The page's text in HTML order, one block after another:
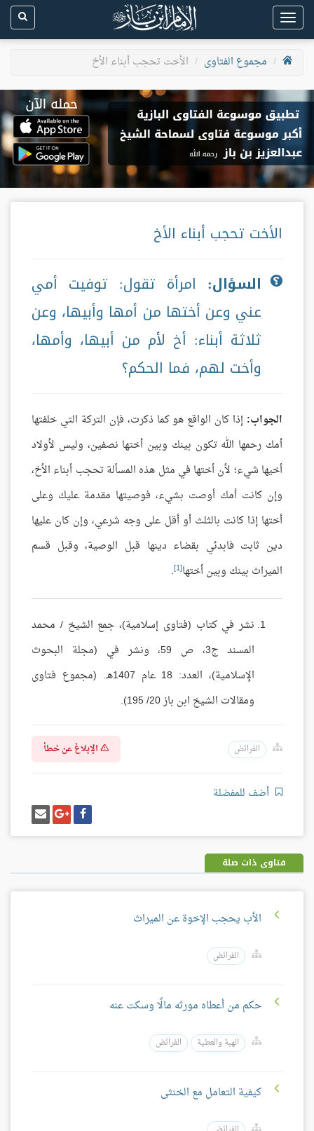
Toggle
navigation
مجموع الفتاوى
الأخت تحجب أبناء الأخ
الأخت تحجب أبناء الأخ
السؤال: امرأة تقول: توفيت أمي
عني وعن أختها من أمها وأبيها، وعن
ثلاثة أبناء: أخ لأم من أبيها، وأمها،
وأخت لهم، فما الحكم؟
الجواب: إذا كان الواقع هو كما ذكرت، فإن التركة التي خلفتها
أمك رحمها الله تكون بينك وبين أختها نصفين، وليس لأولاد
أخيها شيء؛ لأن أختها في مثل هذه المسألة تحجب أبناء الأخ،
وإن كانت أمك أوصت بشيء، فوصيتها مقدمة عليك وعلى
أختها إذا كانت بالثلث أو أقل على وجه شرعي، وإن كان عليها
دين ثابت فابدئي بقضاء دينها قبل الوصية، وقبل قسم
الميراث بينك وبين أختها[1]
.
نشر في كتاب (فتاوى إسلامية)، جمع الشيخ / محمد
المسند ج3، ص 59، ونشر في (مجلة البحوث
الإسلامية)، العدد: 18 عام 1407هـ. (مجموع فتاوى
ومقالات الشيخ ابن باز 20/ 195).
الفرائض الإبلاغ عن خطأ
أضف للمفضلة
شارك
على
فيسبوك
شارك
على
غوغل
بلس
إرسل
إيميل
فتاوى ذات صلة
الأب يحجب الإخوة عن الميراث
الفرائض
حكم من أعطاه مورثه مالًا وسكت عنه
الهبة والعطية الفرائض
كيفية التعامل مع الخنثى